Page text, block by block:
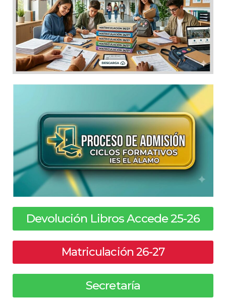
Devolución Libros Accede 25-26
Matriculación 26-27
Secretaría